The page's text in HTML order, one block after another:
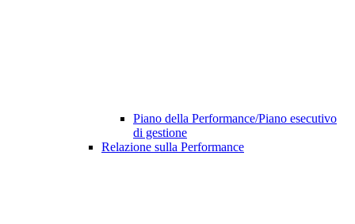
Piano della Performance/Piano esecutivo
di gestione
Relazione sulla Performance